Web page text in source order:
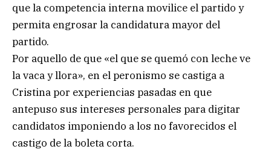
que la competencia interna movilice el partido y
permita engrosar la candidatura mayor del
partido.
Por aquello de que «el que se quemó con leche ve
la vaca y llora», en el peronismo se castiga a
Cristina por experiencias pasadas en que
antepuso sus intereses personales para digitar
candidatos imponiendo a los no favorecidos el
castigo de la boleta corta.